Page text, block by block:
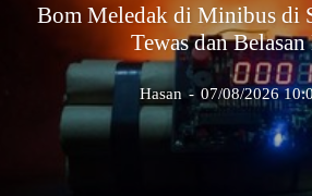
Bom Meledak di Minibus di
Tewas dan
Hasan - 07/08/2026